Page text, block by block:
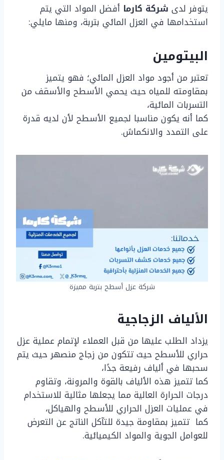
يتوفر لدى شركة كارما أفضل المواد التي يتم
استخدامها في العزل المائي بتربة، ومنها مايلي:
البيتومين
تعتبر من أجود مواد العزل المائي؛ فهو يتميز
بمقاومته للمياه حيث يحمي الأسطح والأسقف من
التسربات المائية،
كما أنه يكون مناسبا لجميع الأسطح لأن لديه قدرة
على التمدد والانكماش.
شركة عزل أسطح بتربة مميزة
الألياف الزجاجية
يزداد الطلب عليها من قبل العملاء لإتمام عملية عزل
حراري للأسطح حيث تتكون من زجاج منصهر حيث يتم
سحبها في ألياف رفيعة جدًا،
كما تتميز هذه الألياف بالقوة والمرونة، وتقاوم
درجات الحرارة العالية مما يجعلها مثالية للاستخدام
في عمليات العزل الحراري للأسطح والهياكل،
كما تتميز بمقاومة جيدة للتآكل الناتج عن التعرض
للعوامل الجوية والمواد الكيميائية.